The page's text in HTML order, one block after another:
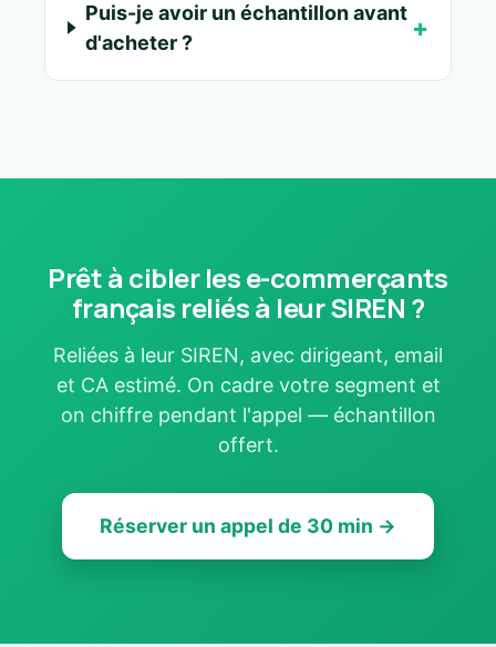
Puis-je avoir un échantillon avant
d'acheter ?
Prêt à cibler les e-commerçants
français reliés à leur SIREN ?
Reliées à leur SIREN, avec dirigeant, email
et CA estimé. On cadre votre segment et
on chiffre pendant l'appel — échantillon
offert.
Réserver un appel de 30 min →